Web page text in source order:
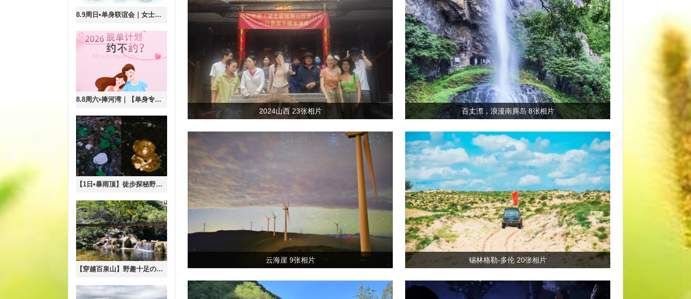
8.9周日•单身联谊会｜女士半价！『90/00专场精品单身联谊』八分钟高效遇青春良缘|现场核证验，为你严把第一关
8.8周六•捧河湾｜【单身专线】白河大峡谷核心の休闲戏水-摸鱼捉虾-千尺瀑布-天空之境-拍照打卡-清凉密云行
【1日•暴雨顶】徒步探秘野生菌的奇妙世界の12公里徒步穿越<初级>
【穿越百泉山】野趣十足の椴树岭~大瀑布~百泉谷10公里环穿<初级>
2024山西 23张相片 百丈漈，浪漫南麂岛 8张相片
云海崖 9张相片 锡林格勒-多伦 20张相片